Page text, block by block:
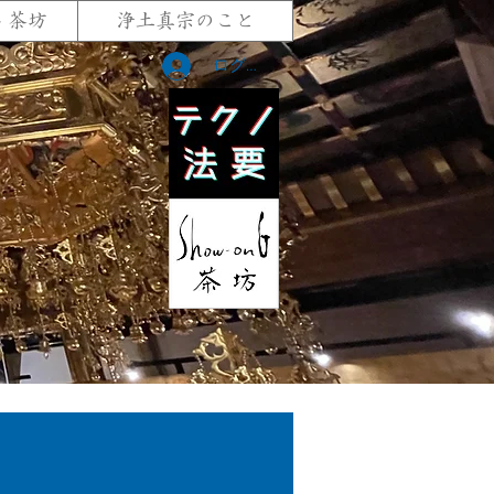
茶坊 浄土真宗のこと
ログイン